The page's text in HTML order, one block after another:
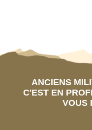
ANCIENS
C'EST EN
VOUS